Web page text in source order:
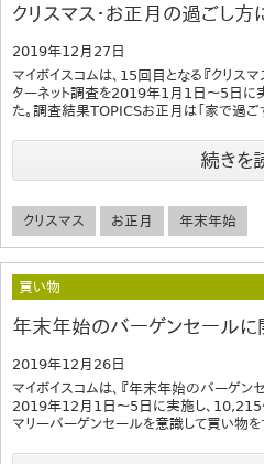
クリスマス・お正月の過ごし方
2019年12月27日
マイボイスコムは、15回目となる『クリス
ターネット調査を2019年1月1日～5日に
た。調査結果TOPICSお正月は「家で過ご
続きを
クリスマス お正月 年末年始
買い物
年末年始のバーゲンセールに
2019年12月26日
マイボイスコムは、『年末年始のバーゲン
2019年12月1日～5日に実施し、10,215
マリーバーゲンセールを意識して買い物